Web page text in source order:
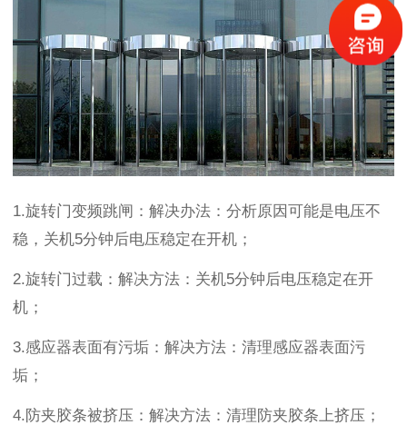
1.旋转门变频跳闸：解决办法：分析原因可能是电压不
稳，关机5分钟后电压稳定在开机；
2.旋转门过载：解决方法：关机5分钟后电压稳定在开
机；
3.感应器表面有污垢：解决方法：清理感应器表面污
垢；
4.防夹胶条被挤压：解决方法： 清理防夹胶条上挤压；